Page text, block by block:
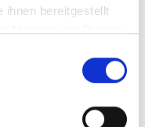
ihnen bereitgestellt
Sehen sind wir
„nur“ diejenigen,
anatomisch und
Wünsche und
Auffälligkeiten am